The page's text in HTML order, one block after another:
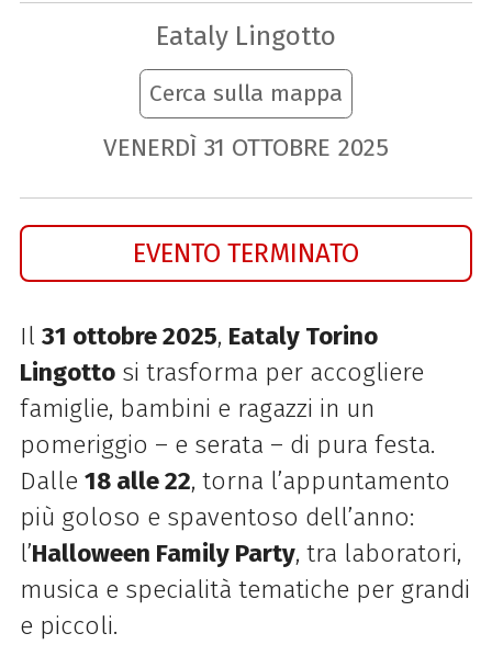
Eataly Lingotto
Cerca sulla mappa
VENERDÌ 31 OTTOBRE 2025
EVENTO TERMINATO
Il 31 ottobre 2025, Eataly Torino
Lingottosi trasforma per accogliere
famiglie, bambini e ragazzi in un
pomeriggio – e serata – di pura festa.
Dalle 18 alle 22, torna l’appuntamento
più goloso e spaventoso dell’anno:
l’Halloween Family Party, tra laboratori,
musica e specialità tematiche per grandi
e piccoli.